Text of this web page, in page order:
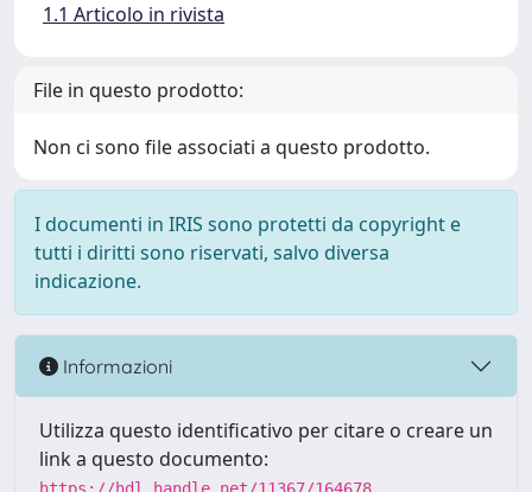
1.1 Articolo in rivista
File in questo prodotto:
Non ci sono file associati a questo prodotto.
I documenti in IRIS sono protetti da copyright e
tutti i diritti sono riservati, salvo diversa
indicazione.
Informazioni
Utilizza questo identificativo per citare o creare un
link a questo documento: